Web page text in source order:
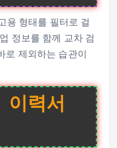
용 형태를 필터로 걸
정보를 함께 교차 검
로 제외하는 습관이
력서